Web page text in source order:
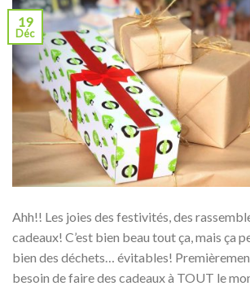
19
Déc
Ahh!! Les joies des festivités, des
cadeaux! C’est bien beau tout ça, mais ça
bien des déchets… évitables!
besoin de faire des cadeaux à TOUT le